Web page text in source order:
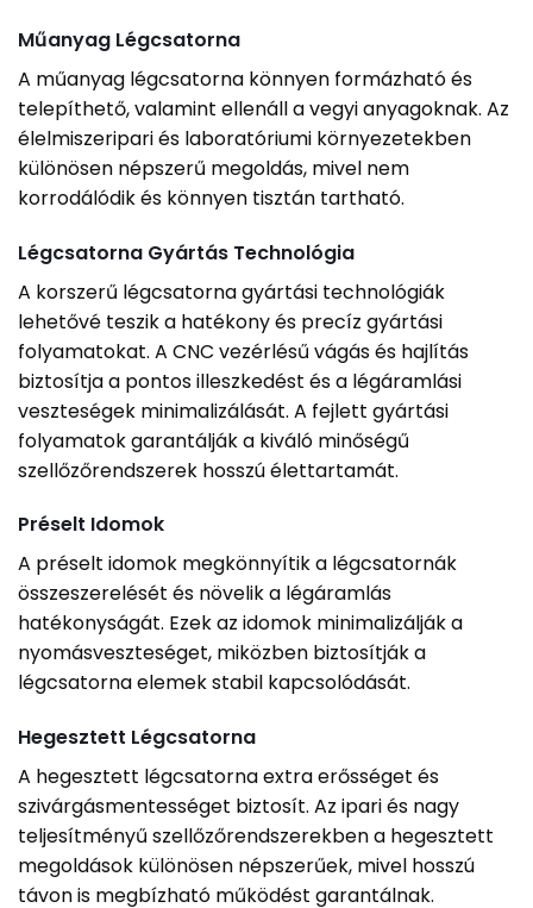
Műanyag Légcsatorna
A műanyag légcsatorna könnyen formázható és
telepíthető, valamint ellenáll a vegyi anyagoknak. Az
élelmiszeripari és laboratóriumi környezetekben
különösen népszerű megoldás, mivel nem
korrodálódik és könnyen tisztán tartható.
Légcsatorna Gyártás Technológia
A korszerű légcsatorna gyártási technológiák
lehetővé teszik a hatékony és precíz gyártási
folyamatokat. A CNC vezérlésű vágás és hajlítás
biztosítja a pontos illeszkedést és a légáramlási
veszteségek minimalizálását. A fejlett gyártási
folyamatok garantálják a kiváló minőségű
szellőzőrendszerek hosszú élettartamát.
Préselt Idomok
A préselt idomok megkönnyítik a légcsatornák
összeszerelését és növelik a légáramlás
hatékonyságát. Ezek az idomok minimalizálják a
nyomásveszteséget, miközben biztosítják a
légcsatorna elemek stabil kapcsolódását.
Hegesztett Légcsatorna
A hegesztett légcsatorna extra erősséget és
szivárgásmentességet biztosít. Az ipari és nagy
teljesítményű szellőzőrendszerekben a hegesztett
megoldások különösen népszerűek, mivel hosszú
távon is megbízható működést garantálnak.